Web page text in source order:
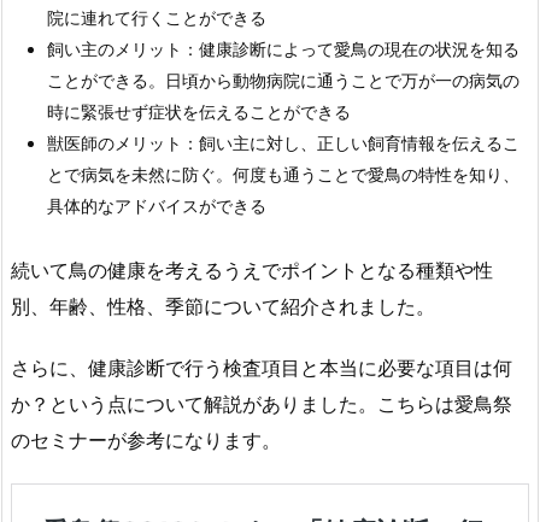
院に連れて行くことができる
飼い主のメリット：健康診断によって愛鳥の現在の状況を知る
ことができる。日頃から動物病院に通うことで万が一の病気の
時に緊張せず症状を伝えることができる
獣医師のメリット：飼い主に対し、正しい飼育情報を伝えるこ
とで病気を未然に防ぐ。何度も通うことで愛鳥の特性を知り、
具体的なアドバイスができる
続いて鳥の健康を考えるうえでポイントとなる種類や性
別、年齢、性格、季節について紹介されました。
さらに、健康診断で行う検査項目と本当に必要な項目は何
か？という点について解説がありました。こちらは愛鳥祭
のセミナーが参考になります。